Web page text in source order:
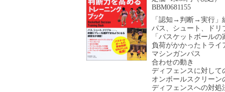
BBM0681155
「認知→判断→実行」
パス、シュート、ド
「バスケットボール
負荷がかかったトライ
マシンガンパス
合わせの動き
ディフェンスに対して
オンボールスクリーン
ディフェンスへの対